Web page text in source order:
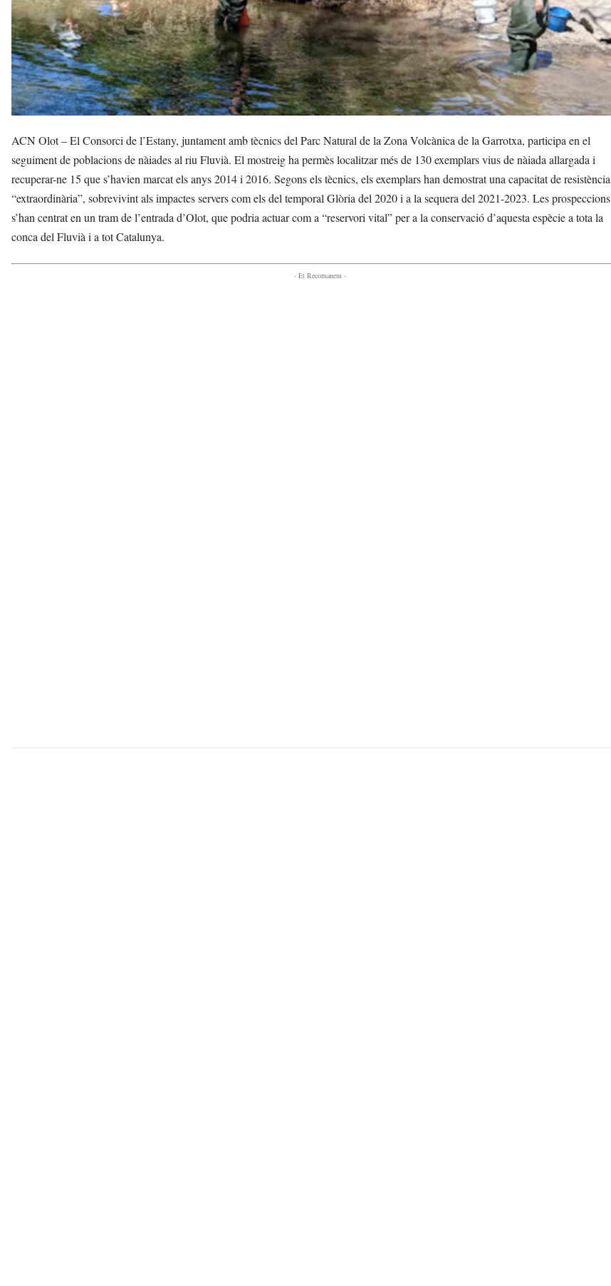
ACN Olot – El Consorci de l’Estany, juntament amb tècnics del Parc Natural de la Zona Volcànica de la Garrotxa, participa en el
seguiment de poblacions de nàiades al riu Fluvià. El mostreig ha permès localitzar més de 130 exemplars vius de nàiada allargada i
recuperar-ne 15 que s’havien marcat els anys 2014 i 2016. Segons els tècnics, els exemplars han demostrat una capacitat de resistència
“extraordinària”, sobrevivint als impactes servers com els del temporal Glòria del 2020 i a la sequera del 2021-2023. Les prospeccions
s’han centrat en un tram de l’entrada d’Olot, que podria actuar com a “reservori vital” per a la conservació d’aquesta espècie a tota la
conca del Fluvià i a tot Catalunya.
- Et Recomanem -